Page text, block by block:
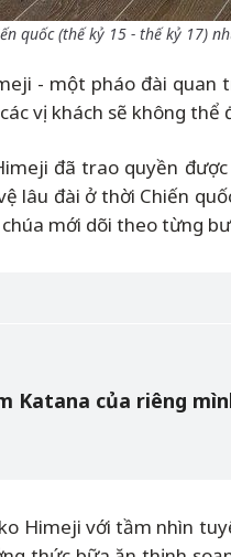
quốc (thế kỷ 15 - thế kỷ 17)
- một pháo đài
vị khách sẽ không thể
đã trao quyền
đài ở thời Chiến
mới dõi theo từng
Katana của riêng
Himeji với tầm nhìn